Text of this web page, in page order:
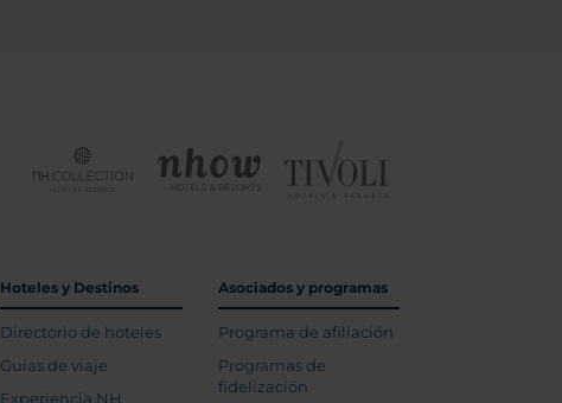
Hoteles y Destinos
Directorio de hoteles
Guías de viaje
Experiencia NH
Asociados y programas
Programa de afiliación
Programas de
fidelización